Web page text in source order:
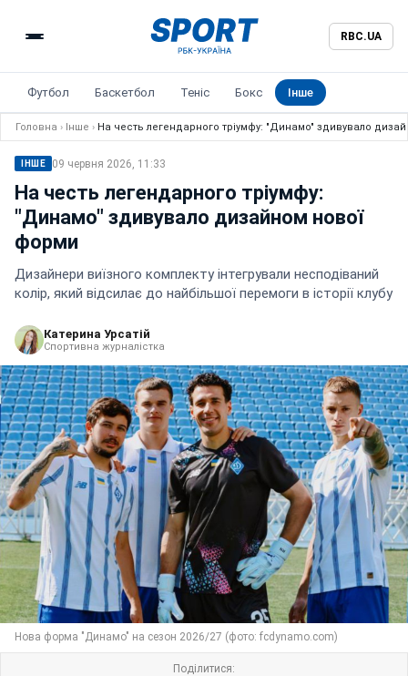
RBC.UA
Футбол Баскетбол Теніс Бокс Інше
Головна › Інше › На честь легендарного тріумфу: "Динамо" здивувало
ІНШЕ 09 червня 2026, 11:33
На честь легендарного тріумфу:
"Динамо" здивувало дизайном нової
форми
Дизайнери виїзного комплекту інтегрували несподіваний
колір, який відсилає до найбільшої перемоги в історії клубу
Катерина Урсатій
Спортивна журналістка
Нова форма "Динамо" на сезон 2026/27 (фото: fcdynamo.com)
Поділитися: